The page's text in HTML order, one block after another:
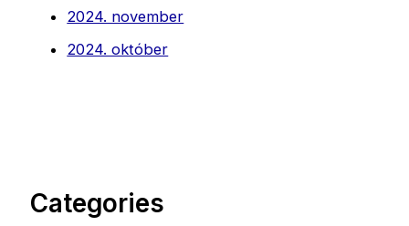
2024. november
2024. október
Categories